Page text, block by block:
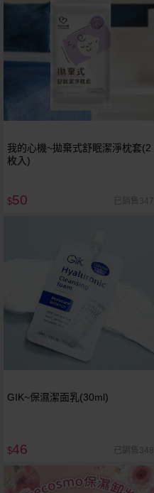
我的心機~拋棄式舒眠潔淨枕套(2
枚入)
$50 已銷售347
GIK~保濕潔面乳(30ml)
$46 已銷售348